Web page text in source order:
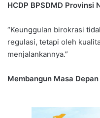
HCDP BPSDMD Provinsi
“Keunggulan birokrasi
regulasi, tetapi oleh
menjalankannya.”
Membangun Masa